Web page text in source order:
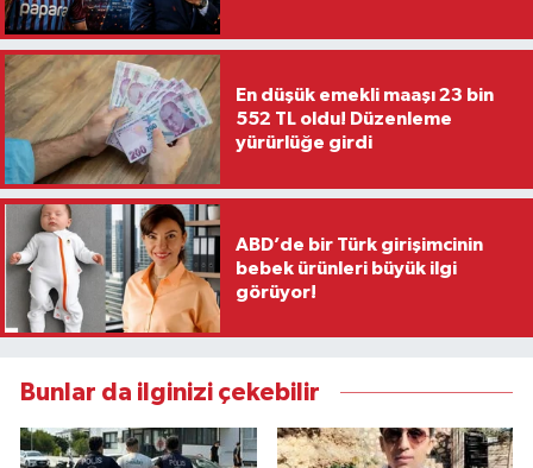
En düşük emekli maaşı 23 bin
552 TL oldu! Düzenleme
yürürlüğe girdi
ABD’de bir Türk girişimcinin
bebek ürünleri büyük ilgi
görüyor!
Bunlar da ilginizi çekebilir